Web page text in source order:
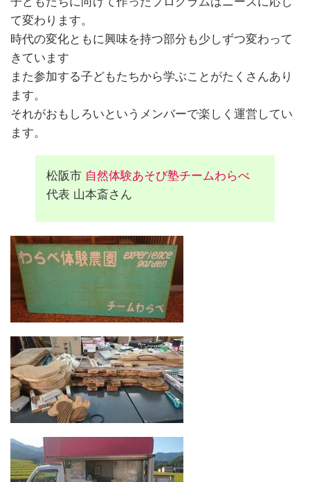
て変わります。
時代の変化ともに興味を持つ部分も少しずつ変わって
きています
また参加する子どもたちから学ぶことがたくさんあり
ます。
それがおもしろいというメンバーで楽しく運営してい
ます。
松阪市 自然体験あそび塾チームわらべ
代表 山本斎さん